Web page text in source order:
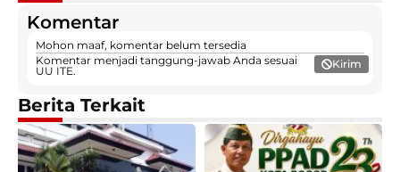
Komentar
Mohon maaf, komentar belum tersedia
Komentar menjadi tanggung-jawab Anda sesuai
UU ITE.
Kirim
Berita Terkait